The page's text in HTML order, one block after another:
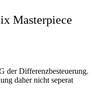
Masterpiece
der Differenzbesteuerung.
daher nicht seperat